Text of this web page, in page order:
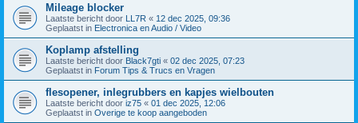
Mileage blocker
Laatste bericht door LL7R « 12 dec 2025, 09:36
Geplaatst in Electronica en Audio / Video
Koplamp afstelling
Laatste bericht door Black7gti « 02 dec 2025, 07:23
Geplaatst in Forum Tips & Trucs en Vragen
flesopener, inlegrubbers en kapjes wielbouten
Laatste bericht door iz75 « 01 dec 2025, 12:06
Geplaatst in Overige te koop aangeboden